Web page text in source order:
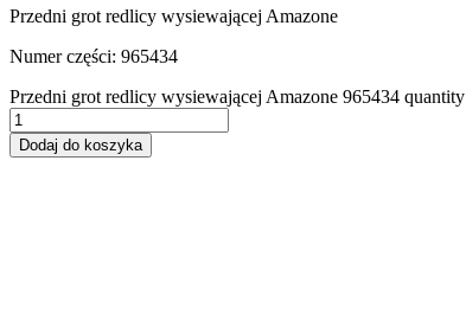
Przedni grot redlicy wysiewającej Amazone
Numer części: 965434
Przedni grot redlicy wysiewającej Amazone 965434 quantity
Dodaj do koszyka